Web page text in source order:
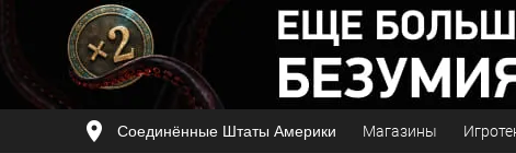
Соединённые Штаты Америки Магазины